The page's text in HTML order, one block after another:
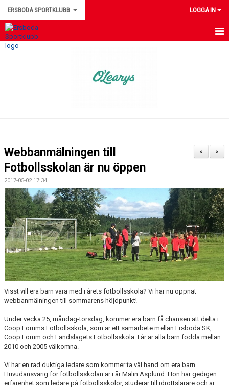
ERSBODA SPORTKLUBB LOGGA IN
HEM
ERSBODA SK STYRELSE
DOKUMENT
LEDARINFORMATION
KALENDER
HYRA/BOKA FOTBOLLSPLAN FÖR ICKE MEDLEMMAR
>
<
Webbanmälningen till
Fotbollsskolan är nu öppen
2017-05-02 17:34
Visst vill era barn vara med i årets fotbollsskola? Vi har nu öppnat
webbanmälningen till sommarens höjdpunkt!
Under vecka 25, måndag-torsdag, kommer era barn få chansen att delta i
Coop Forums Fotbollsskola, som är ett samarbete mellan Ersboda SK,
Coop Forum och Landslagets Fotbollsskola. I år är alla barn födda mellan
2010 och 2005 välkomna.
Vi har en rad duktiga ledare som kommer ta väl hand om era barn.
Huvudansvarig för fotbollsskolan är i år Malin Asplund. Hon har gedigen
erfarenhet som ledare på fotbollsskolor, studerar till idrottslärare och är